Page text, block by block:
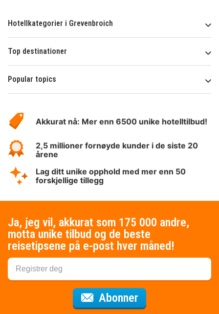
Hotellkategorier i Grevenbroich
Top destinationer
Popular topics
Hotelspecials
Akkurat nå: Mer enn 6500 unike hotelltilbud!
2,5 millioner fornøyde kunder i de siste 20
årene
Lag ditt unike opphold med mer enn 50
forskjellige tillegg
Ja, jeg vil, akkurat som 175 000 andre,
motta unike tilbud og de beste
reisetipsene på e-post hver måned!
Abonner